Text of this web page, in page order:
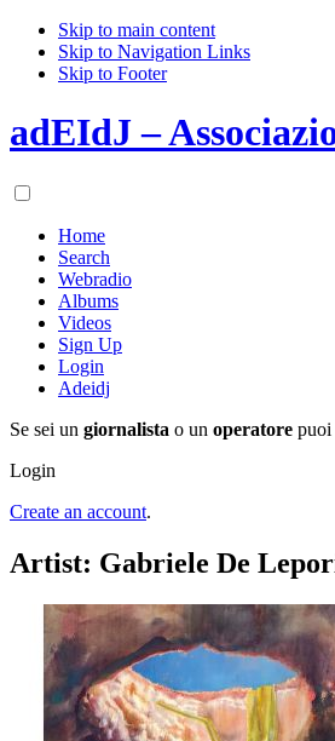
Skip to main content
Skip to Navigation Links
Skip to Footer
adEIdJ –
Home
Search
Webradio
Albums
Videos
Sign Up
Login
Adeidj
Se sei un giornalista o un operatore puoi
Login
Create an account.
Artist: Gabriele De